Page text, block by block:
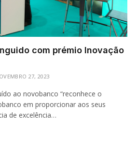
com prémio Inovação
27, 2023
ao novobanco “reconhece o
em proporcionar aos seus
de excelência…